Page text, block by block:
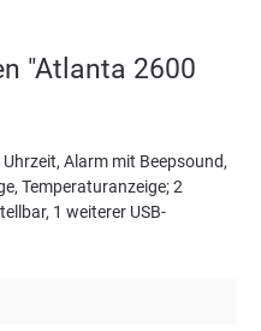
"Atlanta 2600
Alarm mit Beepsound,
Temperaturanzeige; 2
1 weiterer USB-